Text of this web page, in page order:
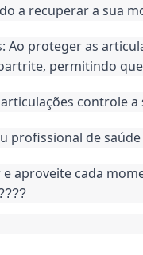
a recuperar a sua
Ao proteger as
permitindo
controle
profissional de
aproveite cada